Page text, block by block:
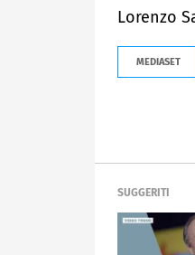
Lorenzo
MEDIASET
SUGGERITI